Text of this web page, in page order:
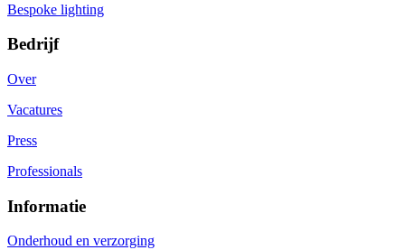
Bespoke lighting
Bedrijf
Over
Vacatures
Press
Professionals
Informatie
Onderhoud en verzorging